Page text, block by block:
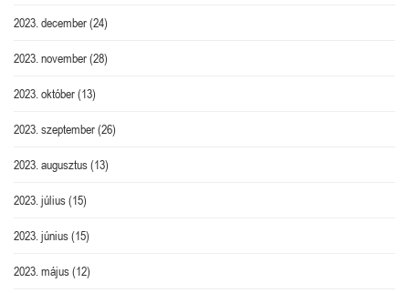
2023. december(24)
2023. november(28)
2023. október(13)
2023. szeptember(26)
2023. augusztus(13)
2023. július(15)
2023. június(15)
2023. május(12)